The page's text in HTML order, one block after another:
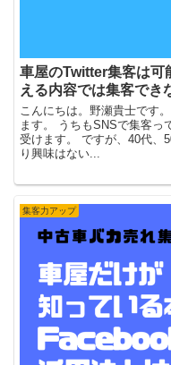
車屋のTwitter集客は可
える内容では集客でき
こんにちは。野瀬貴士です
ます。 うちもSNSで集客っ
受けます。 ですが、40代、
り興味はない...
集客力アップ